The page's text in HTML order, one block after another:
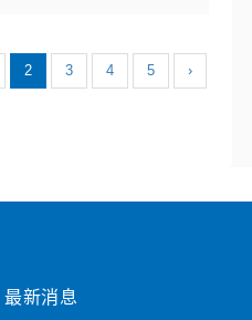
2 3 4 5 ›
最新消息